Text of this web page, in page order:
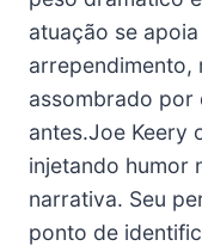
atuação se
arrependimento,
assombrado por
antes.Joe Keery
injetando humor
narrativa. Seu
ponto de